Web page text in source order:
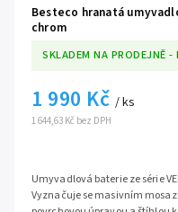
Besteco hranatá
chrom
SKLADEM NA PRODEJNĚ -
1 644,63 Kč bez DPH
1 990 Kč / ks
Umyvadlová baterie ze série
Vyznačuje se masivním